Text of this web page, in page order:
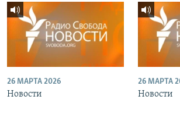
26 МАРТА 2026
Новости
26 МАРТА
Новости